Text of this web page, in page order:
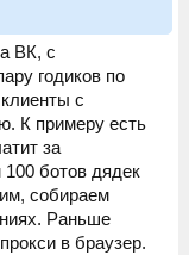
ВК, с
годиков по
с
К примеру есть
за
100 ботов дядек
собираем
Раньше
в браузер.